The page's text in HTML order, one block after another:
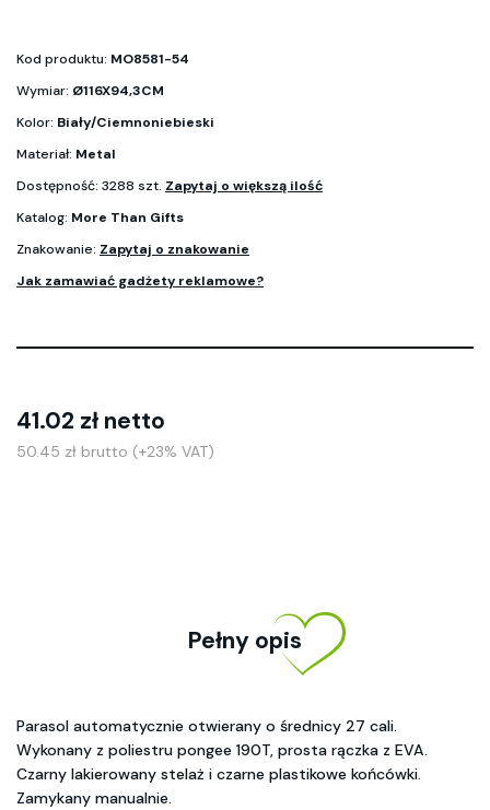
Kod produktu: MO8581-54
Wymiar: Ø116X94,3CM
Kolor: Biały/Ciemnoniebieski
Materiał: Metal
Dostępność: 3288 szt. Zapytaj o większą ilość
Katalog: More Than Gifts
Znakowanie: Zapytaj o znakowanie
Jak zamawiać gadżety reklamowe?
41.02 zł netto
50.45 zł brutto (+23% VAT)
Pełny opis
Parasol automatycznie otwierany o średnicy 27 cali.
Wykonany z poliestru pongee 190T, prosta rączka z EVA.
Czarny lakierowany stelaż i czarne plastikowe końcówki.
Zamykany manualnie.